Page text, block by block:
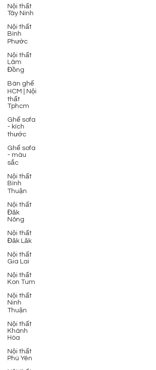
Nội thất
Tây Ninh
Nội thất
Bình
Phước
Nội thất
Lâm
Đồng
Bàn ghế
HCM | Nội
thất
Tphcm
Ghế sofa
- kích
thước
Ghế sofa
- màu
sắc
Nội thất
Bình
Thuận
Nội thất
Đăk
Nông
Nội thất
Đăk Lăk
Nội thất
Gia Lai
Nội thất
Kon Tum
Nội thất
Ninh
Thuận
Nội thất
Khánh
Hòa
Nội thất
Phú Yên